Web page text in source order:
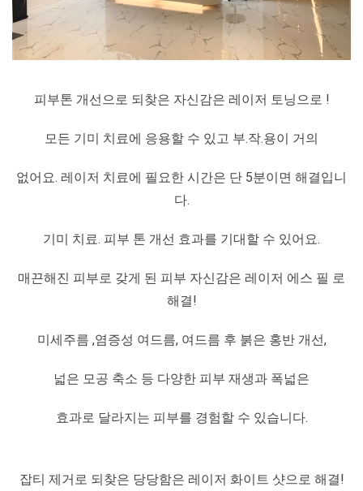
피부톤 개선으로 되찾은 자신감은 레이저 토닝으로 !
모든 기미 치료에 응용할 수 있고 부.작.용이 거의
없어요. 레이저 치료에 필요한 시간은 단 5분이면 해결입니
다.
기미 치료. 피부 톤 개선 효과를 기대할 수 있어요.
매끈해진 피부로 갖게 된 피부 자신감은 레이저 에스 필 로
해결!
미세주름 ,염증성 여드름, 여드름 후 붉은 홍반 개선,
넓은 모공 축소 등 다양한 피부 재생과 폭넓은
효과로 달라지는 피부를 경험할 수 있습니다.
잡티 제거로 되찾은 당당함은 레이저 화이트 샷으로 해결!